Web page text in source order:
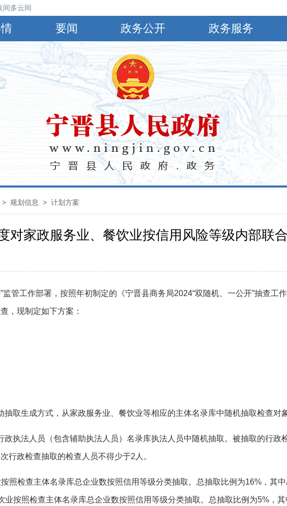
云间阴，有小到中雨，偏南风4～5级，阵风6～8级，最高气温30℃，最低气温24℃。
要闻 政务公开 政务服务
> 规划信息 > 计划方案
对家政服务业、餐饮业按信用风险等级内部联
监管工作部署 ， 按照年初制定的《宁晋县商务局2024“双随机、一公开”抽查工作
， 现制定如下方案 ：
取生成方式，从家政服务业、餐饮业等相应的主体名录库中随机抽取检查对象
政执法人员（包含辅助执法人员）名录库执法人员中随机抽取。被抽取的行政
行政检查抽取的检查人员不得少于2人。
照检查主体名录库总企业数按照信用等级分类抽取 。 总抽取比例为16%，其
业按照检查主体名录库总企业数按照信用等级分类抽取 。 总抽取比例为5%，其